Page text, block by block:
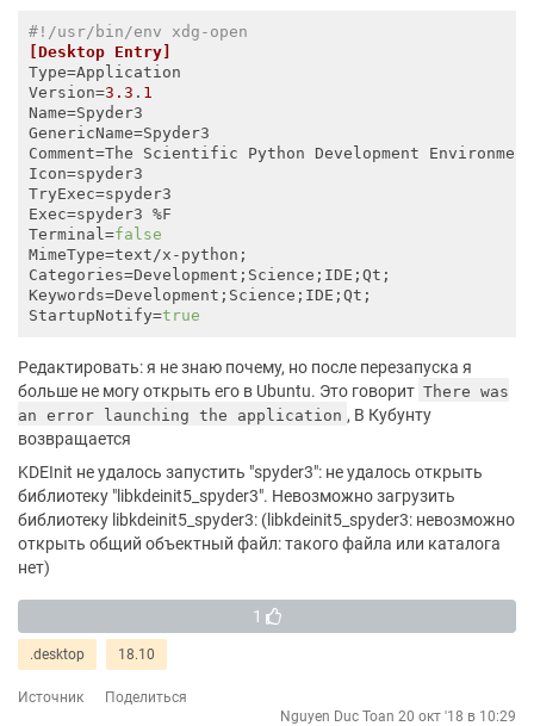
#!/usr/bin/env xdg-open
[Desktop Entry]
Type
Version=3.3 . 1
Name
GenericName
Comment=The Scientific Python Development
Icon
TryExec
Exec
Terminal=false
MimeType
Categories
Keywords
StartupNotify=true
Редактировать: я не знаю почему, но после перезапуска я
больше не могу открыть его в Ubuntu. Это говорит There was
an error launching the application , В Кубунту
возвращается
KDEInit не удалось запустить "spyder3": не удалось открыть
библиотеку "libkdeinit5_spyder3". Невозможно загрузить
библиотеку libkdeinit5_spyder3: (libkdeinit5_spyder3: невозможно
открыть общий объектный файл: такого файла или каталога
нет)
1
.desktop 18.10
Источник
Поделиться
Nguyen Duc Toan 20 окт '18 в 10:29